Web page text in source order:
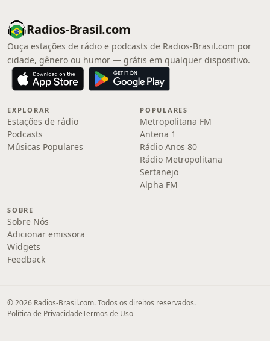
Radios-Brasil.com
Ouça estações de rádio e podcasts de Radios-Brasil.com por
cidade, gênero ou humor — grátis em qualquer dispositivo.
EXPLORAR
Estações de rádio
Podcasts
Músicas Populares
POPULARES
Metropolitana FM
Antena 1
Rádio Anos 80
Rádio Metropolitana
Sertanejo
Alpha FM
SOBRE
Sobre Nós
Adicionar emissora
Widgets
Feedback
© 2026 Radios-Brasil.com. Todos os direitos reservados.
Política de PrivacidadeTermos de Uso